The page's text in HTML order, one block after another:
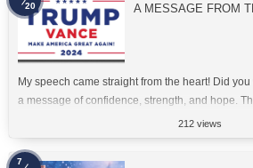
A MESSAGE FROM
My speech came straight from the heart! Did
a message of confidence, strength, and hope.
212 views
20
7